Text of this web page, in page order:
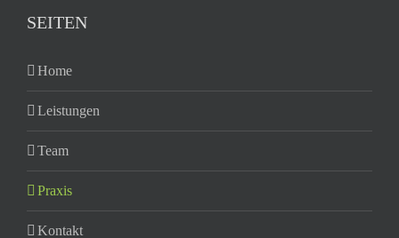
SEITEN
Home
Leistungen
Team
Praxis
Kontakt